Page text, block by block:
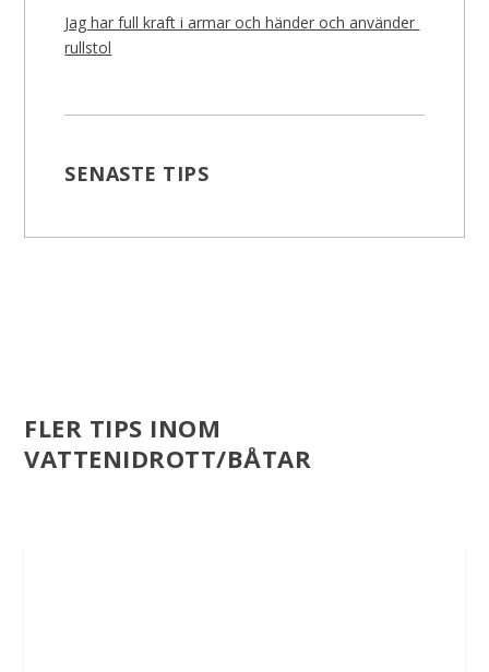
Jag har full kraft i armar och händer och använder
rullstol
SENASTE TIPS
FLER TIPS INOM
VATTENIDROTT/BÅTAR